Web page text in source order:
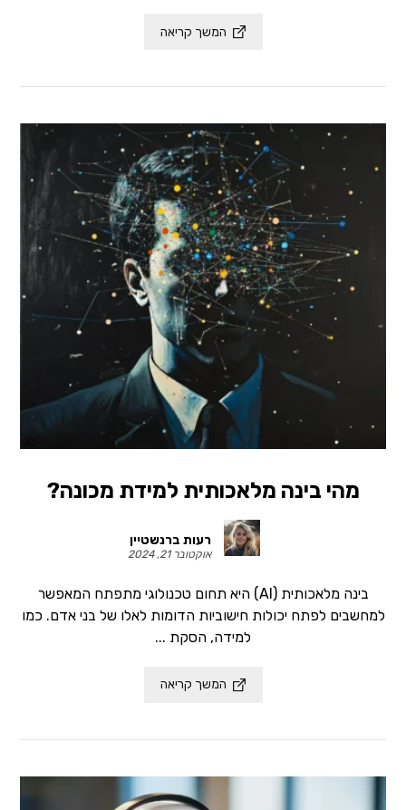
המשך קריאה
מהי בינה מלאכותית למידת מכונה?
רעות ברנשטיין
אוקטובר 21, 2024
בינה מלאכותית (AI) היא תחום טכנולוגי מתפתח המאפשר
למחשבים לפתח יכולות חישוביות הדומות לאלו של בני אדם. כמו
למידה, הסקת ...
המשך קריאה